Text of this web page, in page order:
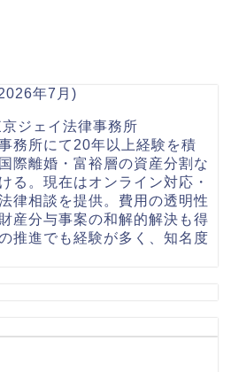
年7月)
京ジェイ法律事務所
務所にて20年以上経験を積
際離婚・富裕層の資産分割な
る。現在はオンライン対応・
律相談を提供。費用の透明性
産分与事案の和解的解決も得
推進でも経験が多く、知名度